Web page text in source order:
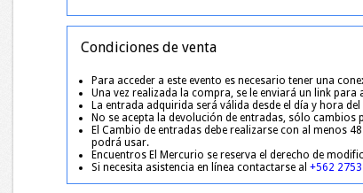
Condiciones de venta
Para acceder a este evento es necesario tener una
Una vez realizada la compra, se le enviará un link
La entrada adquirida será válida desde el día y hora
No se acepta la devolución de entradas, sólo cambios
El Cambio de entradas debe realizarse con al menos
podrá usar.
Encuentros El Mercurio se reserva el derecho de
Si necesita asistencia en línea contactarse al +562